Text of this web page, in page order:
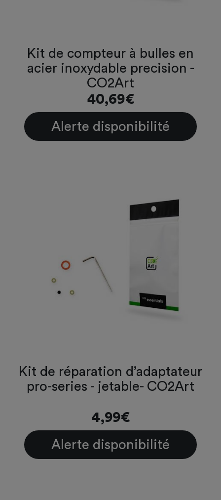
Kit de compteur à bulles en
acier inoxydable precision -
CO2Art
40,69€
Alerte disponibilité
Kit de réparation d’adaptateur
pro-series - jetable- CO2Art
4,99€
Alerte disponibilité